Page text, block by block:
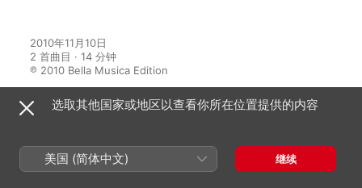
2010年11月10日
2 首曲目 · 14 分钟
℗ 2010 Bella Musica Edition
选取其他国家或地区以查看你所在位置提供的内容
美国 (简体中文) 继续